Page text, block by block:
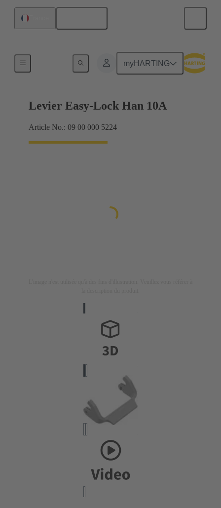
myHARTING
Systèmes de verrouillage
Levier Easy-Lock Han 10A
Article No.: 09 00 000 5224